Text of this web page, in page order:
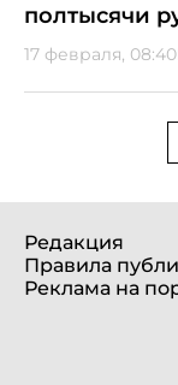
полтысячи
17 февраля, 08:40
Редакция
Правила
Реклама на